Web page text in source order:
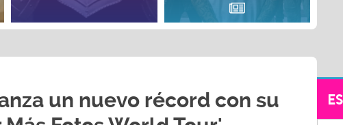
un nuevo récord con su
Fotos World Tour'